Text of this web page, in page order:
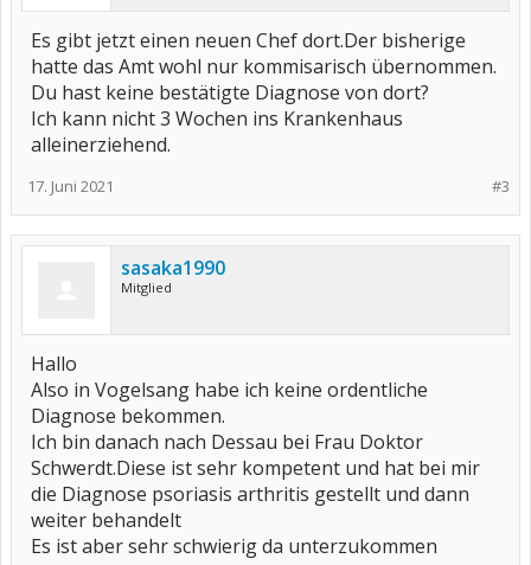
Es gibt jetzt einen neuen Chef dort.Der bisherige
hatte das Amt wohl nur kommisarisch übernommen.
Du hast keine bestätigte Diagnose von dort?
Ich kann nicht 3 Wochen ins Krankenhaus
alleinerziehend.
#3
17. Juni 2021
sasaka1990
Mitglied
Hallo
Also in Vogelsang habe ich keine ordentliche
Diagnose bekommen.
Ich bin danach nach Dessau bei Frau Doktor
Schwerdt.Diese ist sehr kompetent und hat bei mir
die Diagnose psoriasis arthritis gestellt und dann
weiter behandelt
Es ist aber sehr schwierig da unterzukommen